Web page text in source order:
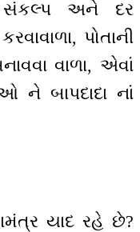
સંકલ્પ અને દર
પોતાની
વાળા, એવાં
ને બાપદાદા નાં
યાદ રહે છે?